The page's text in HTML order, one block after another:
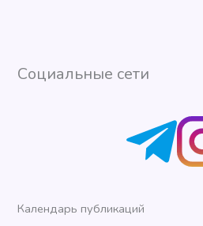
Социальные сети
Календарь публикаций